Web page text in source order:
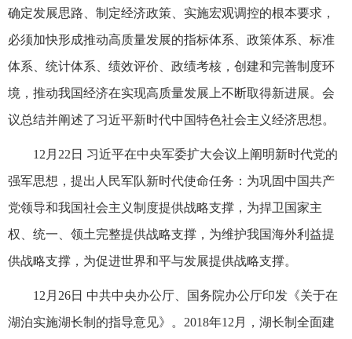
确定发展思路、制定经济政策、实施宏观调控的根本要求，
必须加快形成推动高质量发展的指标体系、政策体系、标准
体系、统计体系、绩效评价、政绩考核，创建和完善制度环
境，推动我国经济在实现高质量发展上不断取得新进展。会
议总结并阐述了习近平新时代中国特色社会主义经济思想。
12月22日 习近平在中央军委扩大会议上阐明新时代党的
强军思想，提出人民军队新时代使命任务：为巩固中国共产
党领导和我国社会主义制度提供战略支撑，为捍卫国家主
权、统一、领土完整提供战略支撑，为维护我国海外利益提
供战略支撑，为促进世界和平与发展提供战略支撑。
12月26日 中共中央办公厅、国务院办公厅印发《关于在
湖泊实施湖长制的指导意见》。2018年12月，湖长制全面建